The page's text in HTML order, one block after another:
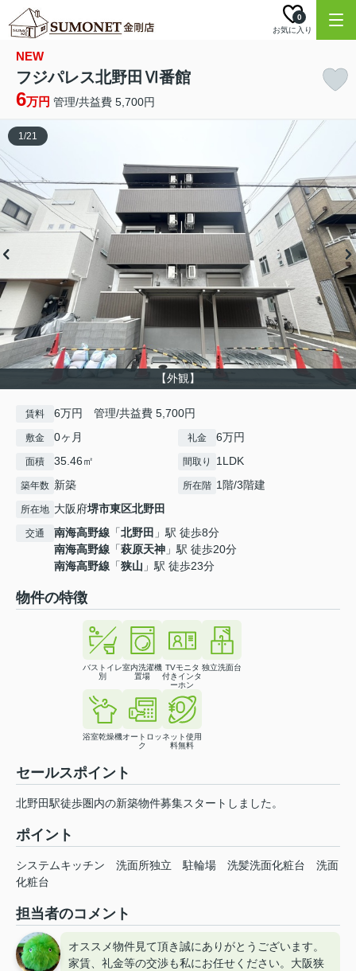
お気に入り
0
NEW
フジパレス北野田Ⅵ番館
6万円 管理/共益費 5,700円
【外観】
1/21
賃料 6万円 管理/共益費 5,700円
敷金 0ヶ月 礼金 6万円
面積 35.46㎡ 間取り 1LDK
築年数 新築 所在階 1階/3階建
所在地 大阪府堺市東区北野田
交通 南海高野線 「北野田 」駅 徒歩8分
南海高野線 「萩原天神 」駅 徒歩20分
南海高野線 「狭山 」駅 徒歩23分
物件の特徴
バストイレ
別
室内洗濯機
置場
TVモニタ
付きインタ
ーホン
独立洗面台
浴室乾燥機オートロッ
ク
ネット使用
料無料
セールスポイント
北野田駅徒歩圏内の新築物件募集スタートしました。
ポイント
システムキッチン 洗面所独立 駐輪場 洗髪洗面化粧台
洗面
化粧台
担当者のコメント
オススメ物件見て頂き誠にありがとうございます。
家賃、礼金等の交渉も私にお任せください。大阪狭